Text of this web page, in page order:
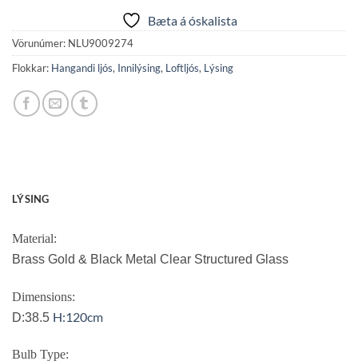
Bæta á óskalista
Vörunúmer: NLU9009274
Flokkar: Hangandi ljós, Innilýsing, Loftljós, Lýsing
LÝSING
Material:
Brass Gold & Black Metal Clear Structured Glass
Dimensions:
D:38.5 H:120cm
Bulb Type: